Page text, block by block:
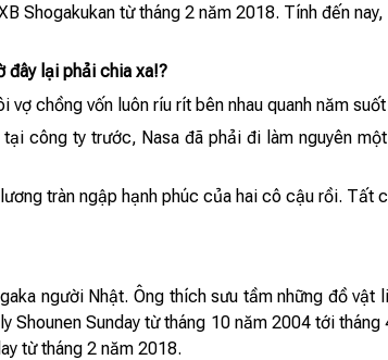
Shogakukan từ tháng 2 năm 2018. Tính đến
đây lại phải chia xa!?
vợ chồng vốn luôn ríu rít bên nhau quanh năm
công ty trước, Nasa đã phải đi làm nguyên
tràn ngập hạnh phúc của hai cô cậu rồi. Tất
người Nhật. Ông thích sưu tầm những đồ
Shounen Sunday từ tháng 10 năm 2004 tới
từ tháng 2 năm 2018.